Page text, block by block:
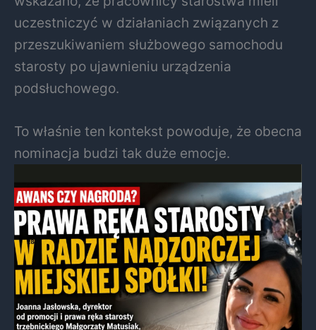
uczestniczyć w działaniach związanych z
przeszukiwaniem służbowego samochodu
starosty po ujawnieniu urządzenia
podsłuchowego.
To właśnie ten kontekst powoduje, że obecna
nominacja budzi tak duże emocje.